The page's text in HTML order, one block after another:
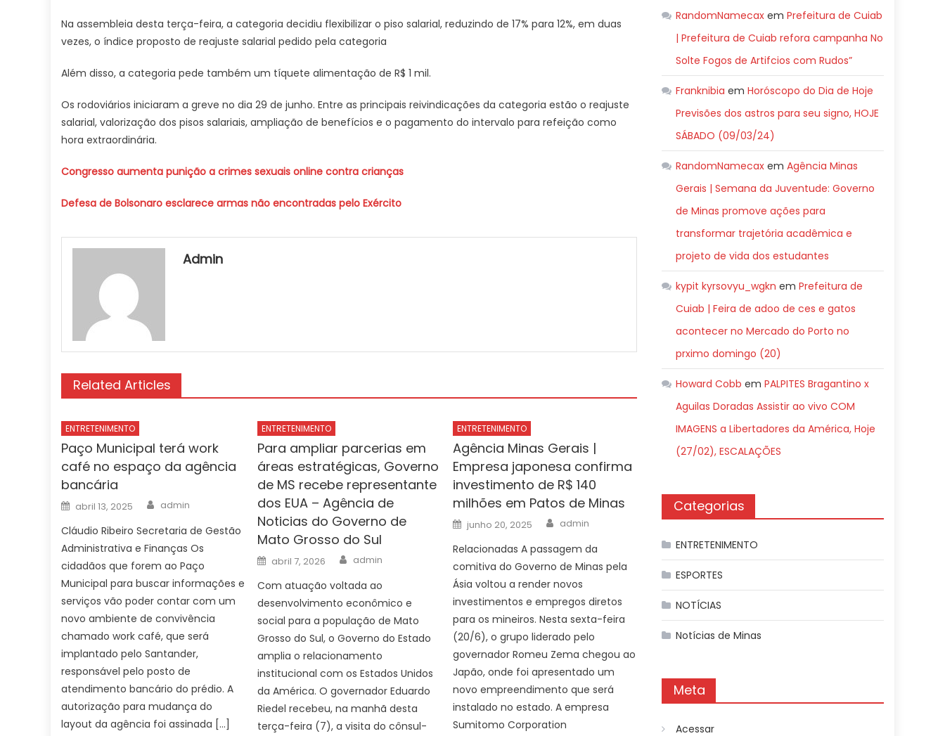
Na assembleia desta terça-feira, a categoria decidiu flexibilizar o piso salarial, reduzindo de 17% para 12%, em duas
vezes, o índice proposto de reajuste salarial pedido pela categoria
Além disso, a categoria pede também um tíquete alimentação de R$ 1 mil.
Os rodoviários iniciaram a greve no dia 29 de junho. Entre as principais reivindicações da categoria estão o reajuste
salarial, valorização dos pisos salariais, ampliação de benefícios e o pagamento do intervalo para refeição como
hora extraordinária.
Congresso aumenta punição a crimes sexuais online contra crianças
Defesa de Bolsonaro esclarece armas não encontradas pelo Exército
Admin
Related Articles
ENTRETENIMENTO
Paço Municipal terá work
café no espaço da agência
bancária
Posted
on
abril 13, 2025 Author
admin
Cláudio Ribeiro Secretaria de Gestão
Administrativa e Finanças Os
cidadãos que forem ao Paço
Municipal para buscar informações e
serviços vão poder contar com um
novo ambiente de convivência
chamado work café, que será
implantado pelo Santander,
responsável pelo posto de
atendimento bancário do prédio. A
autorização para mudança do
layout da agência foi assinada […]
ENTRETENIMENTO
Para ampliar parcerias em
áreas estratégicas, Governo
de MS recebe representante
dos EUA – Agência de
Noticias do Governo de
Mato Grosso do Sul
Posted
on
abril 7, 2026 Author
admin
Com atuação voltada ao
desenvolvimento econômico e
social para a população de Mato
Grosso do Sul, o Governo do Estado
amplia o relacionamento
institucional com os Estados Unidos
da América. O governador Eduardo
Riedel recebeu, na manhã desta
terça-feira (7), a visita do cônsul-
ENTRETENIMENTO
Agência Minas Gerais |
Empresa japonesa confirma
investimento de R$ 140
milhões em Patos de Minas
Posted
on
junho 20, 2025 Author
admin
Relacionadas A passagem da
comitiva do Governo de Minas pela
Ásia voltou a render novos
investimentos e empregos diretos
para os mineiros. Nesta sexta-feira
(20/6), o grupo liderado pelo
governador Romeu Zema chegou ao
Japão, onde foi apresentado um
novo empreendimento que será
instalado no estado. A empresa
Sumitomo Corporation
RandomNamecax emPrefeitura de Cuiab
| Prefeitura de Cuiab refora campanha No
Solte Fogos de Artifcios com Rudos”
Franknibia emHoróscopo do Dia de Hoje
Previsões dos astros para seu signo, HOJE
SÁBADO (09/03/24)
RandomNamecax emAgência Minas
Gerais | Semana da Juventude: Governo
de Minas promove ações para
transformar trajetória acadêmica e
projeto de vida dos estudantes
kypit kyrsovyu_wgkn emPrefeitura de
Cuiab | Feira de adoo de ces e gatos
acontecer no Mercado do Porto no
prximo domingo (20)
Howard Cobb emPALPITES Bragantino x
Aguilas Doradas Assistir ao vivo COM
IMAGENS a Libertadores da América, Hoje
(27/02), ESCALAÇÕES
Categorias
ENTRETENIMENTO
ESPORTES
NOTÍCIAS
Notícias de Minas
Meta
Acessar